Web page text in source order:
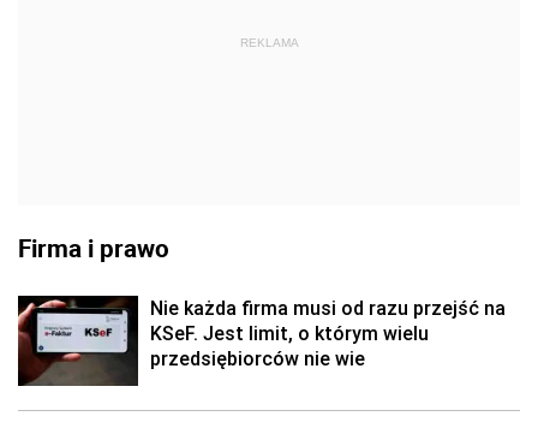
REKLAMA
Firma i prawo
Nie każda firma musi od razu przejść na
KSeF. Jest limit, o którym wielu
przedsiębiorców nie wie